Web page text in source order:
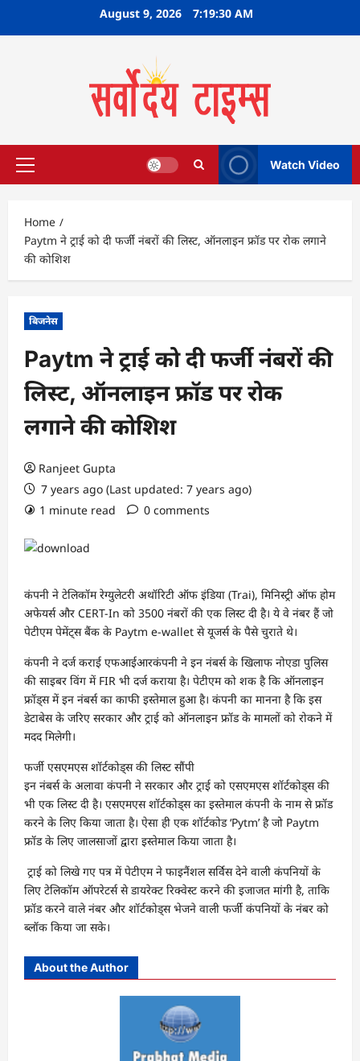
August 9, 2026 7:19:30 AM
Primary
Watch Video
Home
Paytm ने ट्राई को दी फर्जी नंबरों की लिस्ट, ऑनलाइन फ्रॉड पर रोक लगाने
की कोशिश
बिजनेस
Paytm ने ट्राई को दी फर्जी नंबरों की
लिस्ट, ऑनलाइन फ्रॉड पर रोक
लगाने की कोशिश
Ranjeet Gupta
7 years ago (Last updated: 7 years ago)
1 minute read
0 comments
कंपनी ने टेलिकॉम रेग्युलेटरी अथॉरिटी ऑफ इंडिया (Trai), मिनिस्ट्री ऑफ होम
अफेयर्स और CERT-In को 3500 नंबरों की एक लिस्ट दी है। ये वे नंबर हैं जो
पेटीएम पेमेंट्स बैंक के Paytm e-wallet से यूजर्स के पैसे चुराते थे।
कंपनी ने दर्ज कराई एफआईआरकंपनी ने इन नंबर्स के खिलाफ नोएडा पुलिस
की साइबर विंग में FIR भी दर्ज कराया है। पेटीएम को शक है कि ऑनलाइन
फ्रॉड्स में इन नंबर्स का काफी इस्तेमाल हुआ है। कंपनी का मानना है कि इस
डेटाबेस के जरिए सरकार और ट्राई को ऑनलाइन फ्रॉड के मामलों को रोकने में
मदद मिलेगी।
फर्जी एसएमएस शॉर्टकोड्स की लिस्ट सौंपी
इन नंबर्स के अलावा कंपनी ने सरकार और ट्राई को एसएमएस शॉर्टकोड्स की
भी एक लिस्ट दी है। एसएमएस शॉर्टकोड्स का इस्तेमाल कंपनी के नाम से फ्रॉड
करने के लिए किया जाता है। ऐसा ही एक शॉर्टकोड ‘Pytm’ है जो Paytm
फ्रॉड के लिए जालसाजों द्वारा इस्तेमाल किया जाता है।
ट्राई को लिखे गए पत्र में पेटीएम ने फाइनैंशल सर्विस देने वाली कंपनियों के
लिए टेलिकॉम ऑपरेटर्स से डायरेक्ट रिक्वेस्ट करने की इजाजत मांगी है, ताकि
फ्रॉड करने वाले नंबर और शॉर्टकोड्स भेजने वाली फर्जी कंपनियों के नंबर को
ब्लॉक किया जा सके।
About the Author